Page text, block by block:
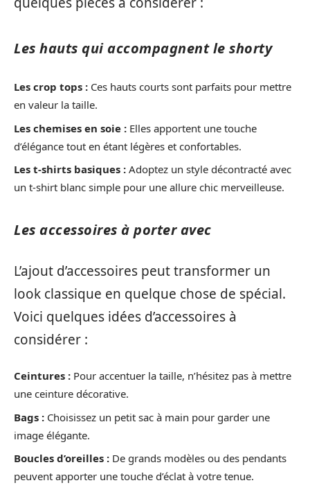
Les hauts qui accompagnent le shorty
Les crop tops : Ces hauts courts sont parfaits pour mettre
en valeur la taille.
Les chemises en soie : Elles apportent une touche
d’élégance tout en étant légères et confortables.
Les t-shirts basiques : Adoptez un style décontracté avec
un t-shirt blanc simple pour une allure chic merveilleuse.
Les accessoires à porter avec
L’ajout d’accessoires peut transformer un
look classique en quelque chose de spécial.
Voici quelques idées d’accessoires à
considérer :
Ceintures : Pour accentuer la taille, n’hésitez pas à mettre
une ceinture décorative.
Bags : Choisissez un petit sac à main pour garder une
image élégante.
Boucles d’oreilles : De grands modèles ou des pendants
peuvent apporter une touche d’éclat à votre tenue.